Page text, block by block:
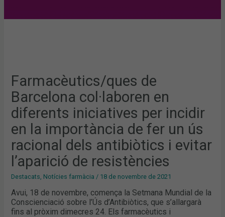
Farmacèutics/ques de
Barcelona col·laboren en
diferents iniciatives per incidir
en la importància de fer un ús
racional dels antibiòtics i evitar
l’aparició de resistències
Destacats Notícies farmàcia / 18 de novembre de 2021
Avui, 18 de novembre, comença la Setmana Mundial de la
Conscienciació sobre l’Ús d’Antibiòtics, que s’allargarà
fins al pròxim dimecres 24. Els farmacèutics i
ÚS
RESISTÈNCIES